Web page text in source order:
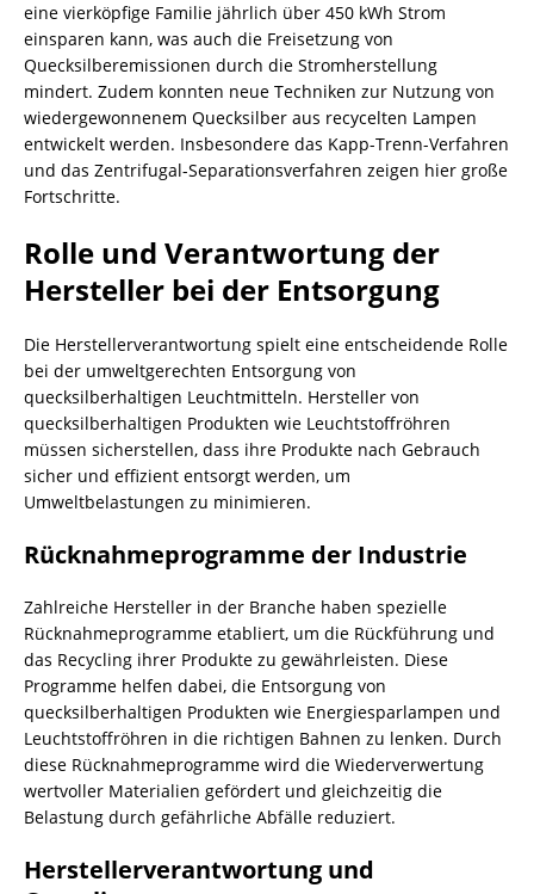
eine vierköpfige Familie jährlich über 450 kWh Strom
einsparen kann, was auch die Freisetzung von
Quecksilberemissionen durch die Stromherstellung
mindert. Zudem konnten neue Techniken zur Nutzung von
wiedergewonnenem Quecksilber aus recycelten Lampen
entwickelt werden. Insbesondere das Kapp-Trenn-Verfahren
und das Zentrifugal-Separationsverfahren zeigen hier große
Fortschritte.
Rolle und Verantwortung der
Hersteller bei der Entsorgung
Die Herstellerverantwortung spielt eine entscheidende Rolle
bei der umweltgerechten Entsorgung von
quecksilberhaltigen Leuchtmitteln. Hersteller von
quecksilberhaltigen Produkten wie Leuchtstoffröhren
müssen sicherstellen, dass ihre Produkte nach Gebrauch
sicher und effizient entsorgt werden, um
Umweltbelastungen zu minimieren.
Rücknahmeprogramme der Industrie
Zahlreiche Hersteller in der Branche haben spezielle
Rücknahmeprogramme etabliert, um die Rückführung und
das Recycling ihrer Produkte zu gewährleisten. Diese
Programme helfen dabei, die Entsorgung von
quecksilberhaltigen Produkten wie Energiesparlampen und
Leuchtstoffröhren in die richtigen Bahnen zu lenken. Durch
diese Rücknahmeprogramme wird die Wiederverwertung
wertvoller Materialien gefördert und gleichzeitig die
Belastung durch gefährliche Abfälle reduziert.
Herstellerverantwortung und